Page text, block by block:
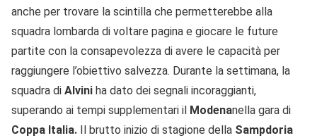
anche per trovare la scintilla che permetterebbe alla
squadra lombarda di voltare pagina e giocare le future
partite con la consapevolezza di avere le capacità per
raggiungere l’obiettivo salvezza. Durante la settimana, la
squadra di Alvini ha dato dei segnali incoraggianti,
superando ai tempi supplementari il Modenanella gara di
Coppa Italia. Il brutto inizio di stagione della Sampdoria